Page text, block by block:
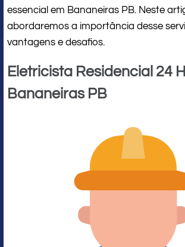
essencial em Bananeiras PB. Neste
abordaremos a importância desse
vantagens e desafios.
Eletricista Residencial 24
Bananeiras PB